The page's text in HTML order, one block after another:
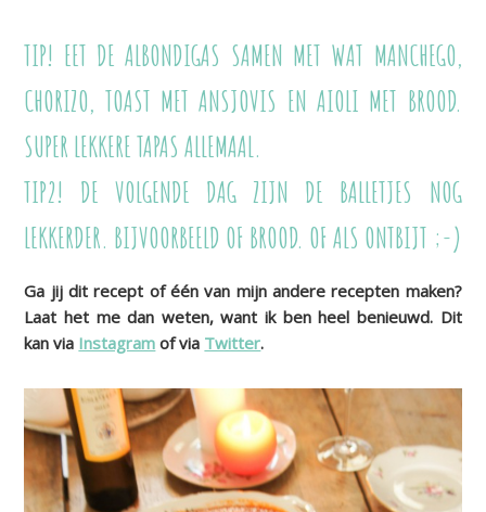
TIP! EET DE ALBONDIGAS SAMEN MET WAT MANCHEGO,
CHORIZO, TOAST MET ANSJOVIS EN AIOLI MET BROOD.
SUPER LEKKERE TAPAS ALLEMAAL.
TIP2! DE VOLGENDE DAG ZIJN DE BALLETJES NOG
LEKKERDER. BIJVOORBEELD OF BROOD. OF ALS ONTBIJT ;-)
Ga jij dit recept of één van mijn andere recepten maken?
Laat het me dan weten, want ik ben heel benieuwd. Dit
kan via Instagram of via Twitter.